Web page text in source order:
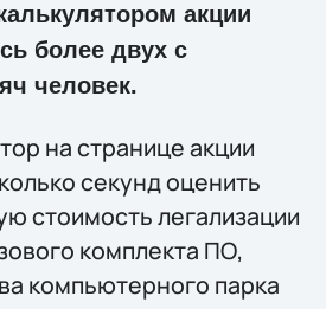
акции
более двух с
человек.
на странице акции
секунд оценить
стоимость легализации
комплекта ПО,
компьютерного парка